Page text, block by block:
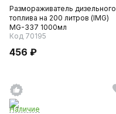
Размораживатель дизельного
топлива на 200 литров (IMG)
MG-337 1000мл
Код 70195
456 ₽
Наличие